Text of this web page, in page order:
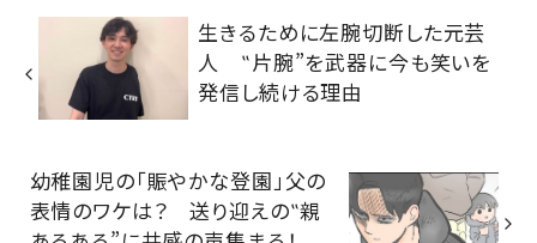
生きるために左腕切断した元芸
人 ‟片腕”を武器に今も笑いを
発信し続ける理由
幼稚園児の「賑やかな登園」父の
表情のワケは？ 送り迎えの‟親